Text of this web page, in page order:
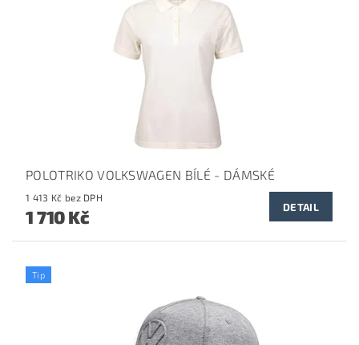
POLOTRIKO VOLKSWAGEN BÍLÉ - DÁMSKÉ
1 413 Kč bez DPH
1 710 Kč DETAIL
Tip